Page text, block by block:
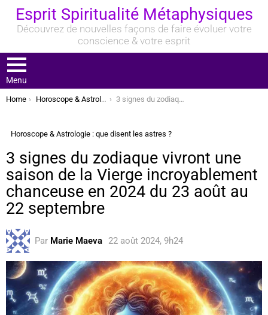
Esprit Spiritualité Métaphysiques
Découvrez de nouvelles façons de faire évoluer votre
conscience & votre esprit
Menu
You are here:
Home Horoscope & Astrologie : que disent les astres ? 3 signes du zodiaque vivront une saison de la Vierge incroyablement chanceuse en 2024 du 23 août au 22 septembre
Horoscope & Astrologie : que disent les astres ?
3 signes du zodiaque vivront une
saison de la Vierge incroyablement
chanceuse en 2024 du 23 août au
22 septembre
Par Marie Maeva 22 août 2024, 9h24